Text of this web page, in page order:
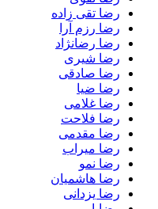
رضا تقی زاده
رضا رزم آرا
رضا رضانژاد
رضا شیری
رضا صادقی
رضا ضیا
رضا غلامی
رضا فلاحت
رضا مقدمی
رضا میراب
رضا نمو
رضا هاشمیان
رضا یزدانی